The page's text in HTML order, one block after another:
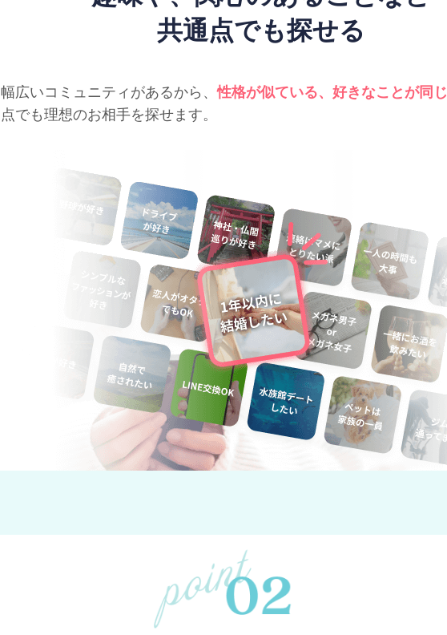
共通点でも探せる
幅広いコミュニティがあるから、性格が似ている、好きなことが同じ
点でも理想のお相手を探せます。